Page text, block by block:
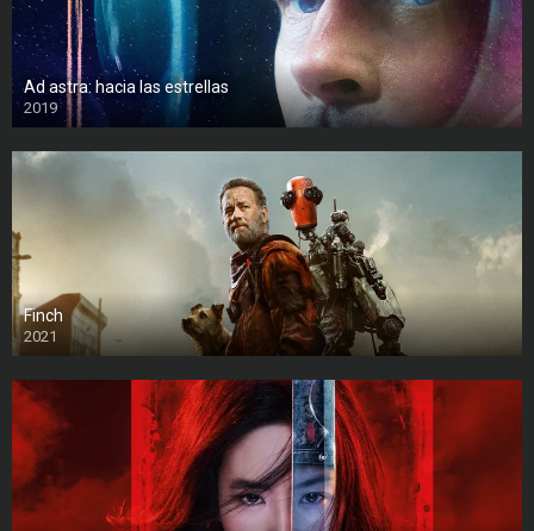
Ad astra: hacia las estrellas
2019
Finch
2021